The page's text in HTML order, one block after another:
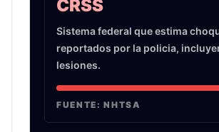
CRSS
Sistema federal que estima
reportados por la policia,
lesiones.
FUENTE:NHTSA